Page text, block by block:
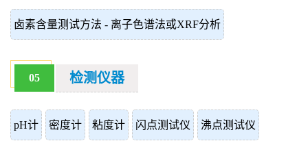
卤素含量测试方法 - 离子色谱法或XRF分析
05 检测仪器
pH计 密度计 粘度计 闪点测试仪 沸点测试仪